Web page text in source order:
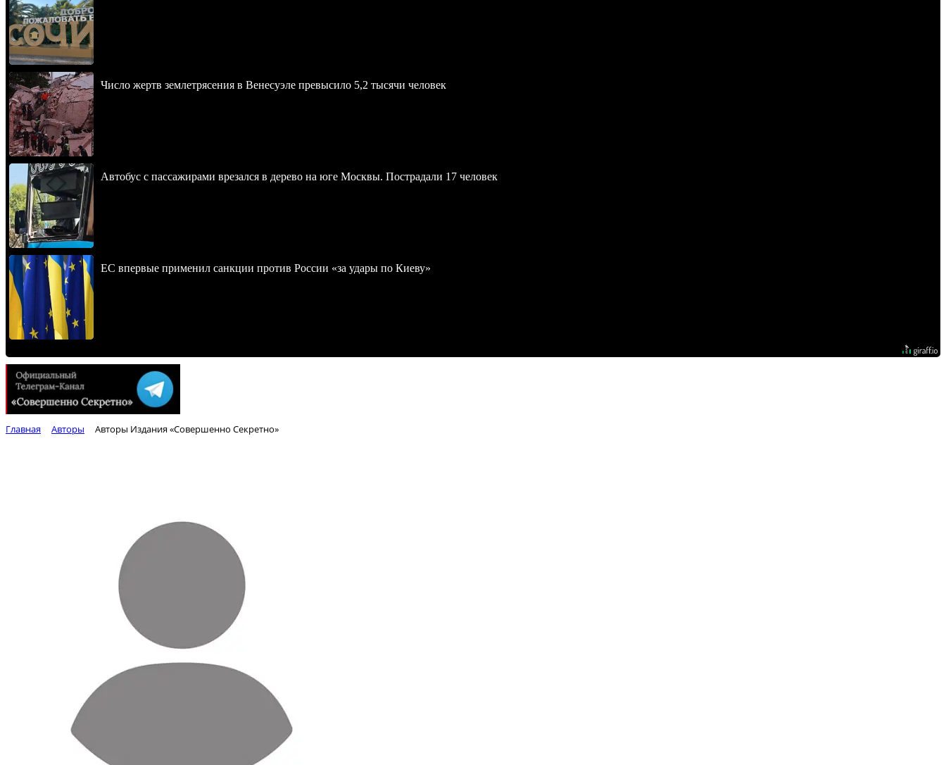
Число жертв землетрясения в Венесуэле превысило 5,2 тысячи человек
Автобус с пассажирами врезался в дерево на юге Москвы. Пострадали 17 человек
ЕС впервые применил санкции против России «за удары по Киеву»
Главная Авторы Авторы Издания «Совершенно Секретно»